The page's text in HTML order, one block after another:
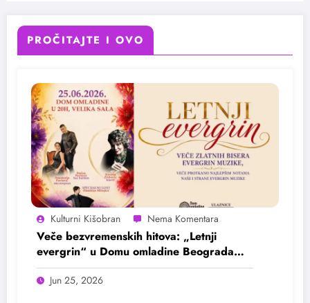
PROČITAJTE I OVO
Kulturni Kišobran
Veče bezvremenskih hitova: „Letnji
evergrin“ u Domu omladine Beograda
25. juna
Jun 25, 2026